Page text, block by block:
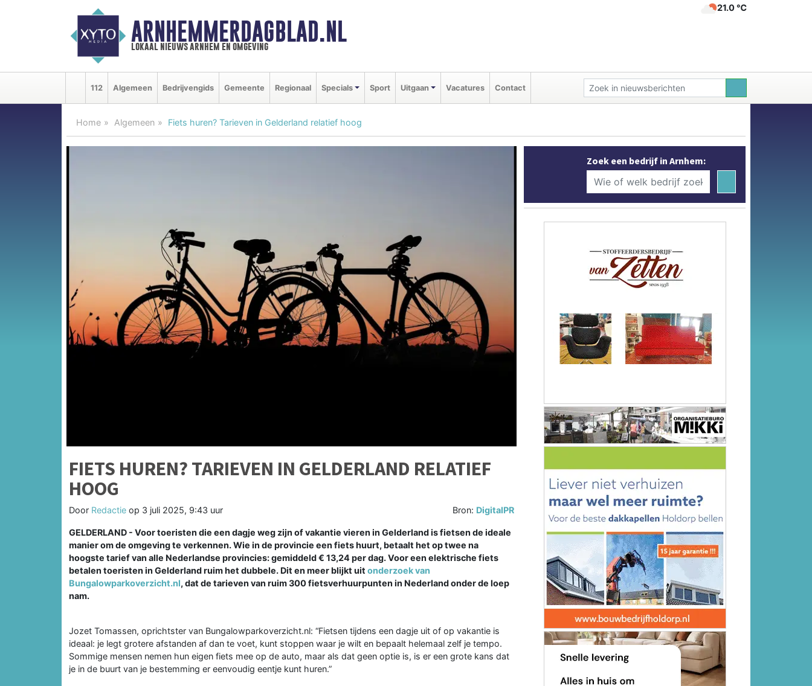
ARNHEMMERDAGBLAD.NL
lokaal nieuws arnhem en omgeving
21.0 ℃
112 Algemeen Bedrijvengids Gemeente Regionaal Specials Sport Uitgaan Vacatures Contact
Home Algemeen Fiets huren? Tarieven in Gelderland relatief hoog
FIETS HUREN? TARIEVEN IN GELDERLAND RELATIEF
HOOG
Door Redactie op 3 juli 2025, 9:43 uur Bron: DigitalPR
GELDERLAND - Voor toeristen die een dagje weg zijn of vakantie vieren in Gelderland is fietsen de ideale
manier om de omgeving te verkennen. Wie in de provincie een fiets huurt, betaalt het op twee na
hoogste tarief van alle Nederlandse provincies: gemiddeld € 13,24 per dag. Voor een elektrische fiets
betalen toeristen in Gelderland ruim het dubbele. Dit en meer blijkt uit onderzoek van
Bungalowparkoverzicht.nl, dat de tarieven van ruim 300 fietsverhuurpunten in Nederland onder de loep
nam.
Jozet Tomassen, oprichtster van Bungalowparkoverzicht.nl: “Fietsen tijdens een dagje uit of op vakantie is
ideaal: je legt grotere afstanden af dan te voet, kunt stoppen waar je wilt en bepaalt helemaal zelf je tempo.
Sommige mensen nemen hun eigen fiets mee op de auto, maar als dat geen optie is, is er een grote kans dat
je in de buurt van je bestemming er eenvoudig eentje kunt huren.”
Zoek een bedrijf in Arnhem: